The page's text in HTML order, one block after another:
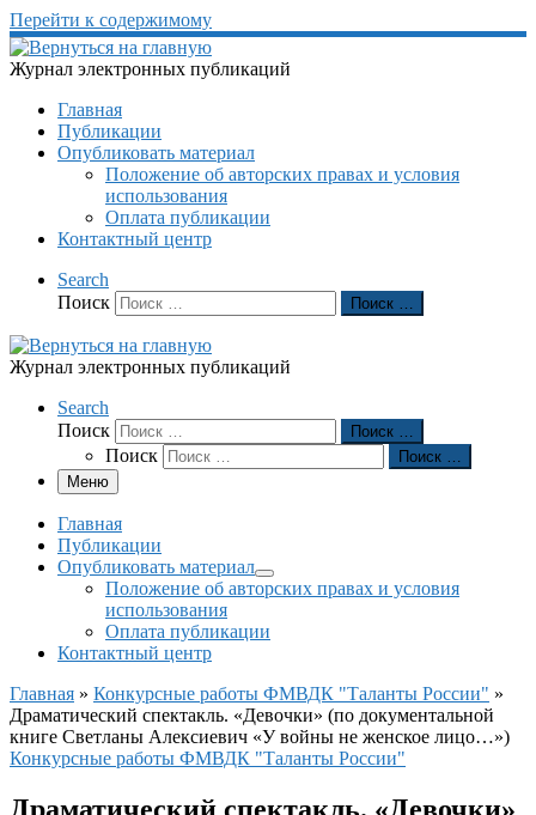
Перейти к содержимому
Журнал электронных публикаций
Главная
Публикации
Опубликовать материал
Положение об авторских правах и условия
использования
Оплата публикации
Контактный центр
Search
Поиск
Поиск …
Журнал электронных публикаций
Search
Поиск
Поиск …
Поиск
Поиск …
Меню
Главная
Публикации
Опубликовать материал
Положение об авторских правах и условия
использования
Оплата публикации
Контактный центр
Главная » Конкурсные работы ФМВДК "Таланты России" »
Драматический спектакль. «Девочки» (по документальной
книге Светланы Алексиевич «У войны не женское лицо…»)
Конкурсные работы ФМВДК "Таланты России"